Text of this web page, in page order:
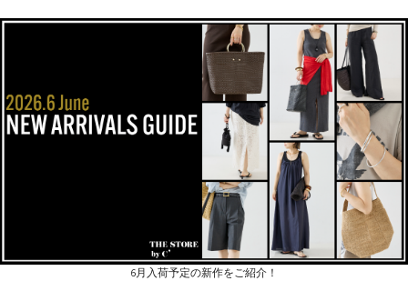
6月入荷予定の新作をご紹介！